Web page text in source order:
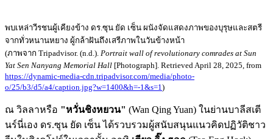
พบเหล่าวีรชนผู้เคียงข้าง ดร.ซุน ยัด เซ็น ผนังจัดแสดงภาพของบุรุษและสตรี
จากทั่วหนานหยาง ผู้กล้าฝันถึงเสรีภาพในวันข้างหน้า
(ภาพจาก Tripadvisor. (n.d.). Portrait wall of revolutionary comrades at Sun
Yat Sen Nanyang Memorial Hall [Photograph]. Retrieved April 28, 2025, from
https://dynamic-media-cdn.tripadvisor.com/media/photo-
o/25/b3/d5/a4/caption.jpg?w=1400&h=-1&s=1)
ณ วิลลาหรือ "หวั่นชิงหยวน" (Wan Qing Yuan) ในย่านบาลีสเตี
นร์นี่เอง ดร.ซุน ยัด เซ็น ได้รวบรวมผู้สนับสนุนแนวคิดปฏิวัติชาว